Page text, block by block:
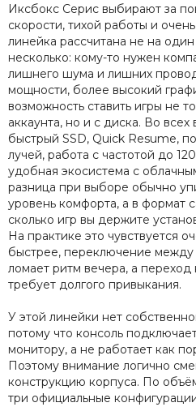
Иксбокс Серис выбирают за
скорости, тихой работы и
линейка рассчитана не на
несколько: кому-то нужен
лишнего шума и лишних
мощности, более высокий
возможность ставить игры не
аккаунта, но и с диска. Во всех
быстрый SSD, Quick Resume,
лучей, работа с частотой до
удобная экосистема с
разница при выборе обычно
уровень комфорта, а в формат
сколько игр вы держите
На практике это чувствуется
быстрее, переключение между
ломает ритм вечера, а
требует долгого привыкания.
У этой линейки нет
потому что консоль
монитору, а не работает как
Поэтому внимание логично
конструкцию корпуса. По
три официальные